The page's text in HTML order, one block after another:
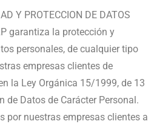
Y PROTECCION DE DATOS
garantiza la protección y
personales, de cualquier tipo
empresas clientes de
la Ley Orgánica 15/1999, de 13
de Datos de Carácter Personal.
por nuestras empresas clientes a